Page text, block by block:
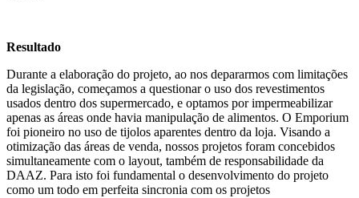
Resultado
Durante a elaboração do projeto, ao nos depararmos com limitações
da legislação, começamos a questionar o uso dos revestimentos
usados dentro dos supermercado, e optamos por impermeabilizar
apenas as áreas onde havia manipulação de alimentos. O Emporium
foi pioneiro no uso de tijolos aparentes dentro da loja. Visando a
otimização das áreas de venda, nossos projetos foram concebidos
simultaneamente com o layout, também de responsabilidade da
DAAZ. Para isto foi fundamental o desenvolvimento do projeto
como um todo em perfeita sincronia com os projetos